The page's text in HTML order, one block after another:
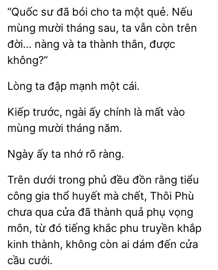
“Quốc sư đã bói cho ta một quẻ.
mùng mười tháng sau, ta vẫn còn trên
đời…
và ta
thân, được
không?”
ta đập cái.
Kiếp ngài ấy
là mất vào
mùng
tháng năm.
ấy ta rõ
Trên dưới trong phủ đều đồn rằng
công gia thổ huyết mà chết, Thôi Phù
chưa qua cửa đã thành quả phụ vọng
môn, từ đó tiếng
phu truyền khắp
kinh thành, không còn ai
đến cửa
cầu cưới.